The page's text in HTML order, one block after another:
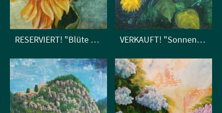
RESERVIERT! "Blüte der Sonne" VERKAUFT! "Sonnenblumengruß"